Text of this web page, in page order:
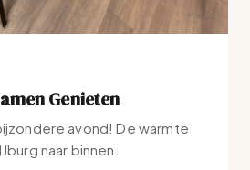
Genieten
avond! De warmte
naar binnen.